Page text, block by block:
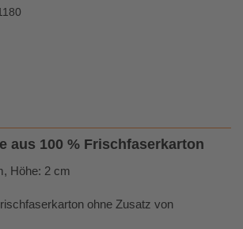
aus 100 % Frischfaserkarton
Höhe: 2 cm
ohne Zusatz von